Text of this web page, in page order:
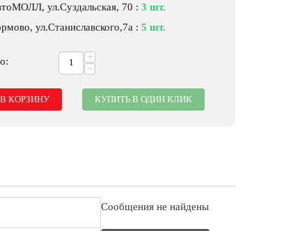
ул.Суздальская, 70 :3 шт.
ул.Станиславского,7а :5 шт.
+
−
В КОРЗИНУ КУПИТЬ В ОДИН КЛИК
Сообщения не найдены